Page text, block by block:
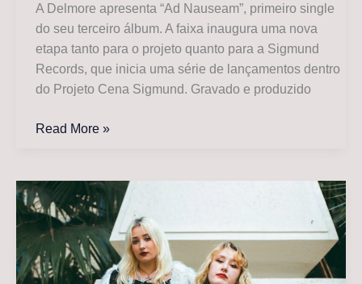
A Delmore apresenta “Ad Nauseam”, primeiro single
do seu terceiro álbum. A faixa inaugura uma nova
etapa tanto para o projeto quanto para a Sigmund
Records, que inicia uma série de lançamentos dentro
do Projeto Cena Sigmund. Gravado e produzido
Delmore
Nauseam”
e
marca
nova
fase
Read More »